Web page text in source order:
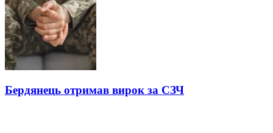
Бердянець отримав вирок за СЗЧ